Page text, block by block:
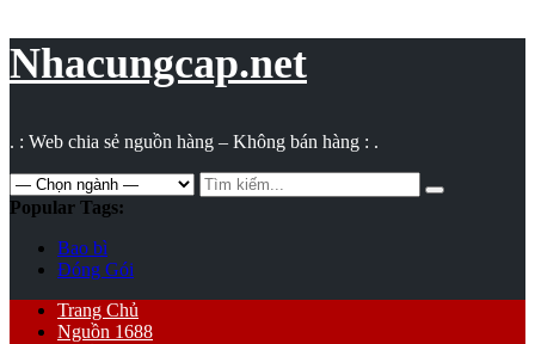
Nhacungcap.net
. : Web chia sẻ nguồn hàng – Không bán hàng : .
Search
for:
Popular Tags:
Bao bì
Đóng Gói
Primary
Menu
Trang Chủ
Nguồn 1688